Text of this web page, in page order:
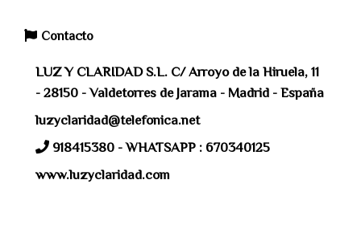
Contacto
LUZ Y CLARIDAD S.L. C/ Arroyo de la Hiruela, 11
- 28150 - Valdetorres de Jarama - Madrid - España
luzyclaridad@telefonica.net
918415380 - WHATSAPP : 670340125
www.luzyclaridad.com